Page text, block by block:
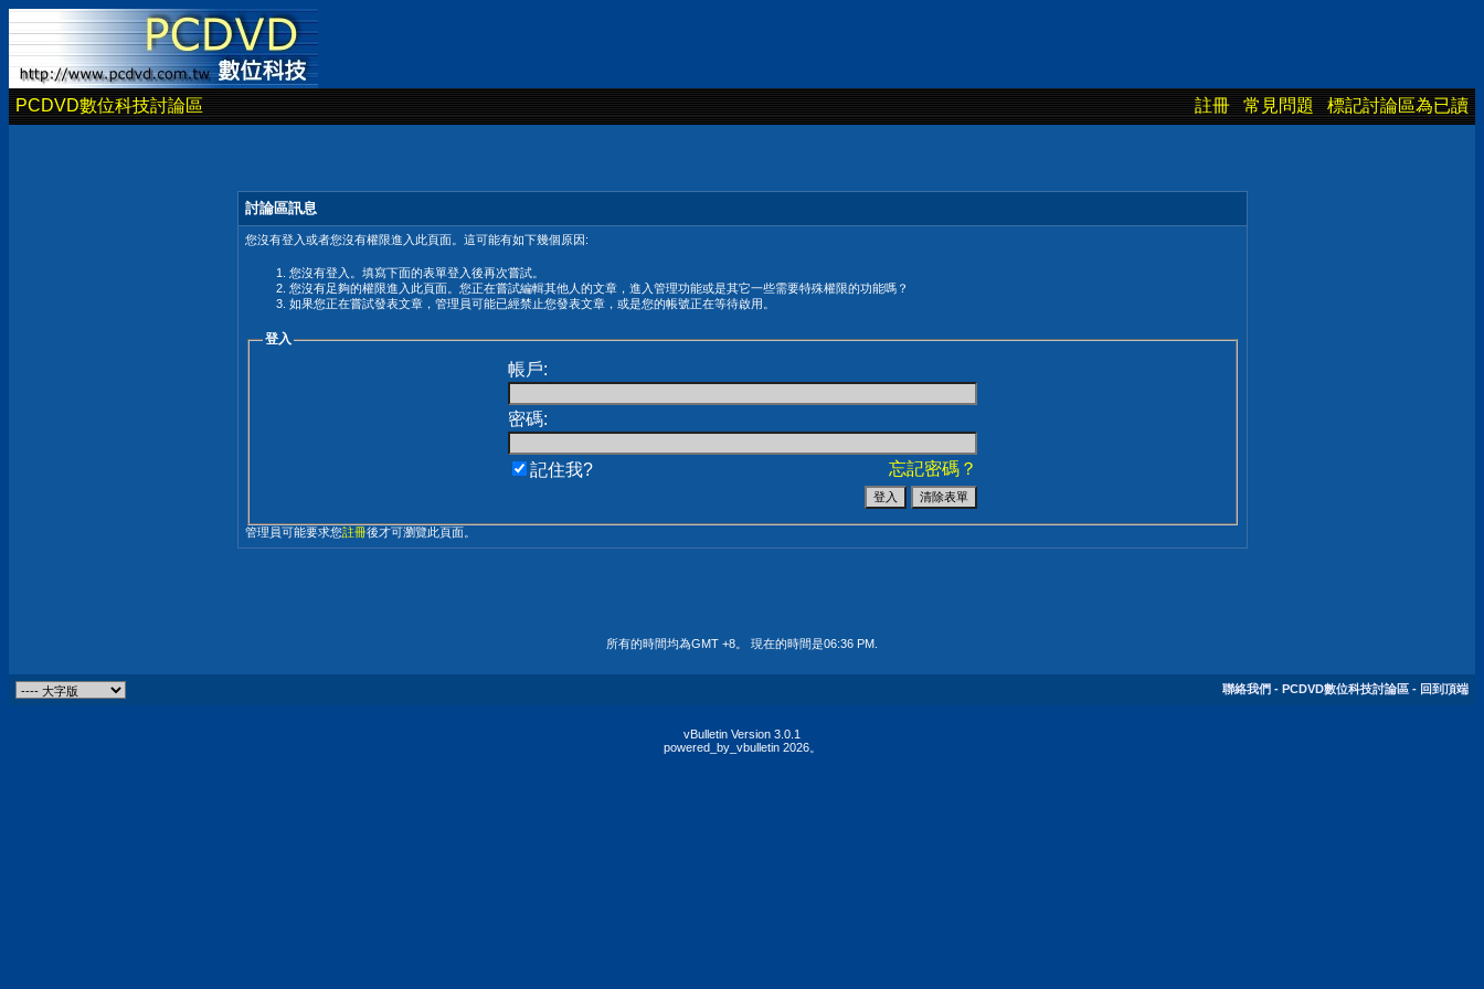
PCDVD數位科技討論區 註冊 常見問題 標記討論區為已讀
討論區訊息
您沒有登入或者您沒有權限進入此頁面。這可能有如下幾個原因:
您沒有登入。填寫下面的表單登入後再次嘗試。
您沒有足夠的權限進入此頁面。您正在嘗試編輯其他人的文章，進入管理功能或是其它一些需要特殊權限的功能嗎？
如果您正在嘗試發表文章，管理員可能已經禁止您發表文章，或是您的帳號正在等待啟用。
登入
帳戶:
密碼:
忘記密碼？
記住我?
管理員可能要求您註冊後才可瀏覽此頁面。
所有的時間均為GMT +8。 現在的時間是06:36 PM
聯絡我們 - PCDVD數位科技討論區 - 回到頂端
vBulletin Version 3.0.1
powered_by_vbulletin 2026。